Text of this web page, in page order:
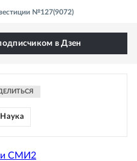
№127(9072)
в Дзен
Наука
СМИ2